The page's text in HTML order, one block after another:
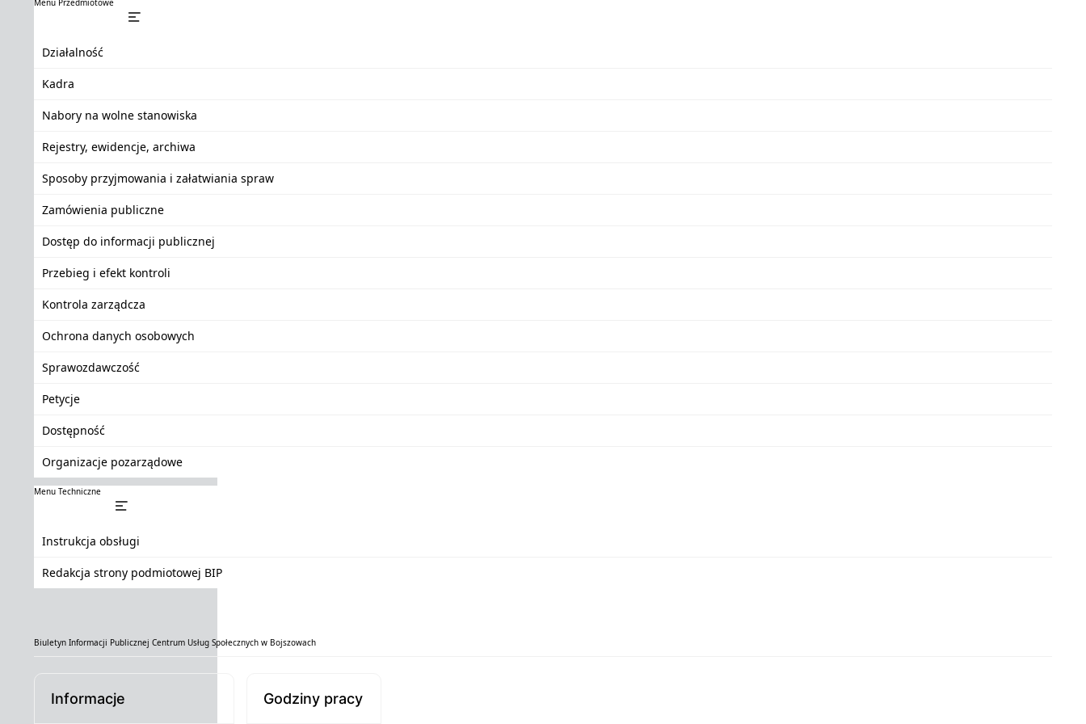
Menu Przedmiotowe
Działalność
Kadra
Nabory na wolne stanowiska
Rejestry, ewidencje, archiwa
Sposoby przyjmowania i załatwiania spraw
Zamówienia publiczne
Dostęp do informacji publicznej
Przebieg i efekt kontroli
Kontrola zarządcza
Ochrona danych osobowych
Sprawozdawczość
Petycje
Dostępność
Organizacje pozarządowe
Menu Techniczne
Instrukcja obsługi
Redakcja strony podmiotowej BIP
Biuletyn Informacji Publicznej Centrum Usług Społecznych w Bojszowach
Informacje Godziny pracy